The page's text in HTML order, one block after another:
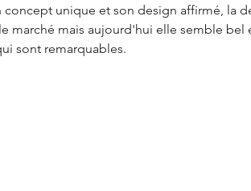
concept unique et son design affirmé, la
marché mais aujourd'hui elle semble
sont remarquables.